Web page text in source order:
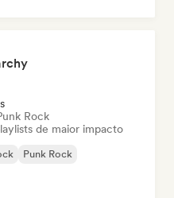
Rock
de maior impacto
Punk Rock